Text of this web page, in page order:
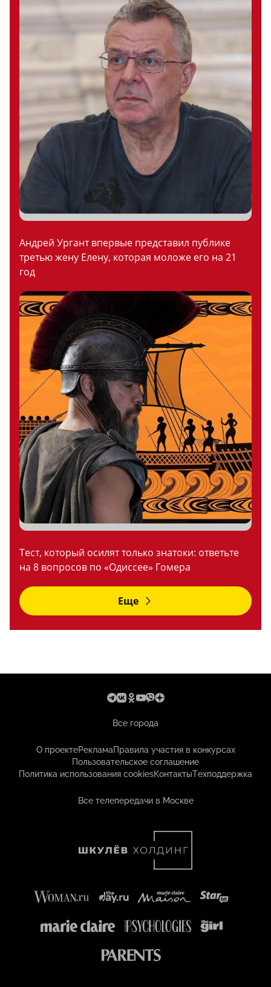
Андрей Ургант впервые представил публике
третью жену Елену, которая моложе его на 21
год
Тест, который осилят только знатоки: ответьте
на 8 вопросов по «Одиссее» Гомера
Еще
Все города
О проектеРекламаПравила участия в конкурсах
Пользовательское соглашение
Политика использования cookiesКонтактыТехподдержка
Все телепередачи в Москве